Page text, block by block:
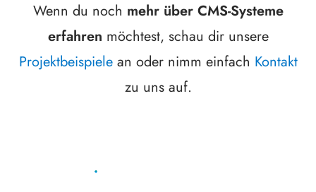
Wenn du noch mehr über CMS-Systeme
erfahren möchtest, schau dir unsere
Projektbeispielean oder nimm einfach Kontakt
zu uns auf.